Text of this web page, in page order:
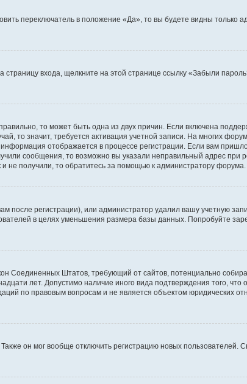
переключатель в положение «Да», то вы будете видны только
входа, щелкните на этой странице ссылку «Забыли
то может быть одна из двух причин. Если включена
то значит, требуется активация учетной записи. На многих
отображается в процессе регистрации. Если вам
сообщения, то возможно вы указали неправильный адрес при
не получили, то обратитесь за помощью к администратору форума.
регистрации), или администратор удалил вашу учетную
в целях уменьшения размера базы данных. Попробуйте
Соединенных Штатов, требующий от сайтов, потенциально
лет. Допустимо наличие иного вида подтверждения того,
по правовым вопросам и не является объектом юридических
он мог вообще отключить регистрацию новых пользователей.